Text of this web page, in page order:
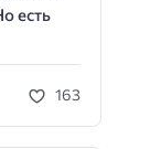
есть
163